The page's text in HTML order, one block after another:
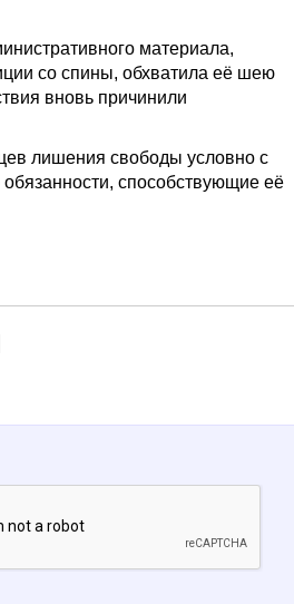
материала,
со спины, обхватила её шею
вновь причинили
лишения свободы условно с
способствующие её